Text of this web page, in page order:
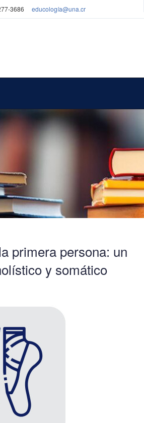
3686 educología@una.cr
primera persona: un
y somático